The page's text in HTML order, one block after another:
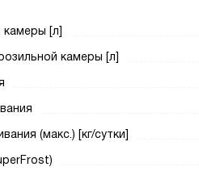
[л]
камеры [л]
(макс.) [кг/сутки]